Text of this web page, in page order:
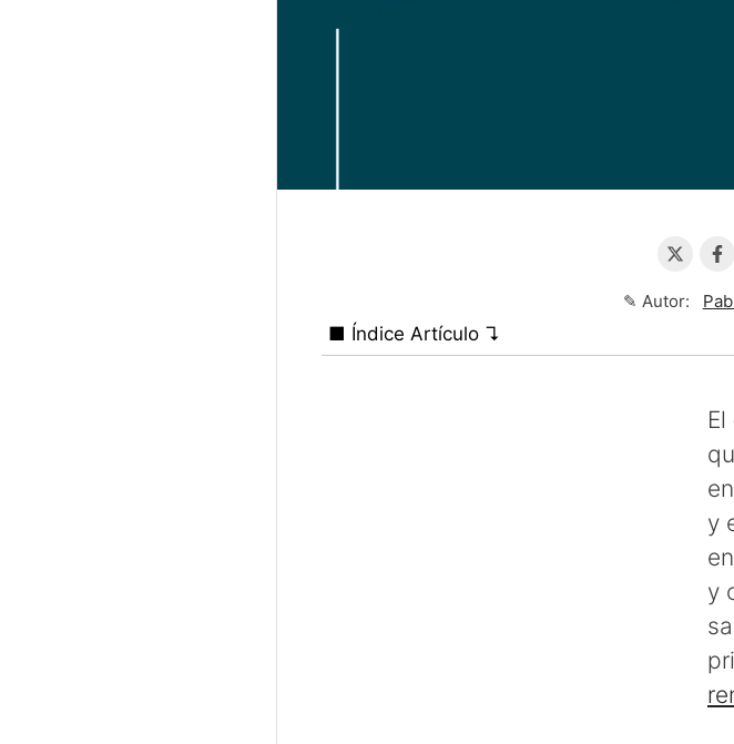
✎ Autor:
■ Índice Artículo ↴
El
y
y